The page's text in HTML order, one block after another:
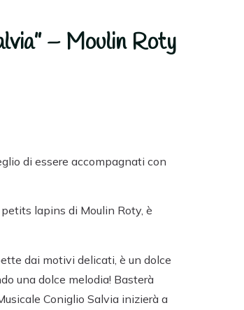
– Moulin Roty
di essere accompagnati con
lapins di Moulin Roty, è
dai motivi delicati, è un dolce
una dolce melodia! Basterà
Coniglio Salvia inizierà a